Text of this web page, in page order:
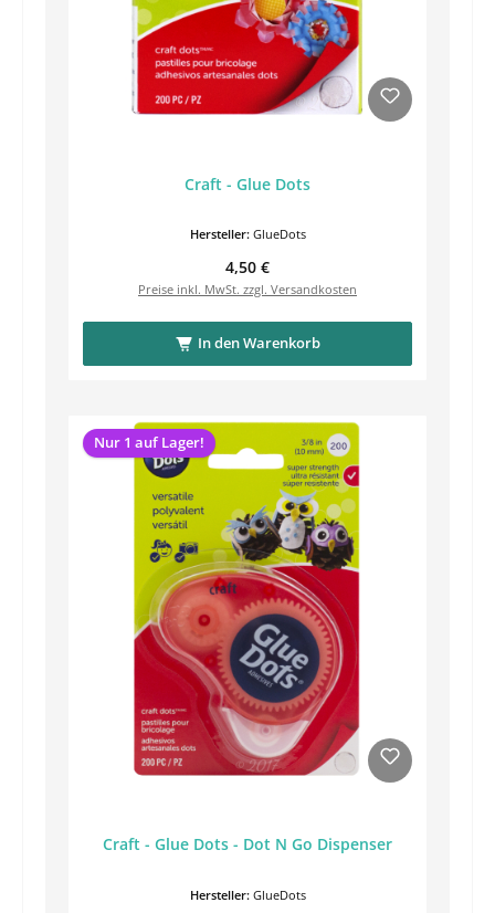
Craft - Glue Dots
Hersteller: GlueDots
Regulärer Preis:
4,50 €
Preise inkl. MwSt. zzgl. Versandkosten
In den Warenkorb
Nur 1 auf Lager!
Craft - Glue Dots - Dot N Go Dispenser
Hersteller: GlueDots